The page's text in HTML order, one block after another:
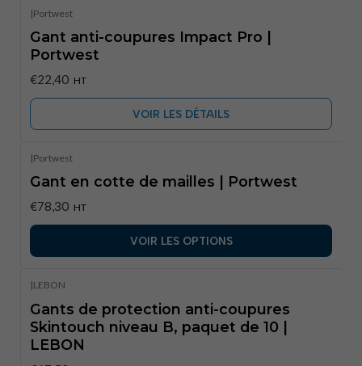
|Portwest
Gant anti-coupures Impact Pro |
Portwest
€22,40 HT
VOIR LES DÉTAILS
|Portwest
Gant en cotte de mailles | Portwest
€78,30 HT
VOIR LES OPTIONS
|LEBON
Gants de protection anti-coupures
Skintouch niveau B, paquet de 10 |
LEBON